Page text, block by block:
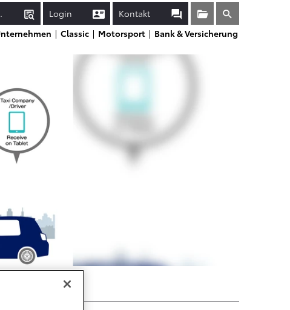
Login Kontakt Sammelmappe
Suche
Classic Motorsport Bank & Versicherung